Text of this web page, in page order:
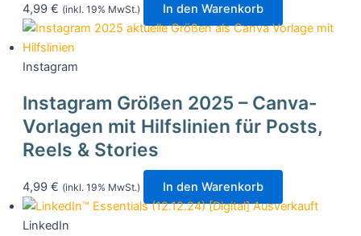
4,99 € (inkl. 19% MwSt.) In den Warenkorb
Instagram
Instagram Größen 2025 – Canva-
Vorlagen mit Hilfslinien für Posts,
Reels & Stories
4,99 € (inkl. 19% MwSt.)
In den Warenkorb
Ausverkauft
LinkedIn